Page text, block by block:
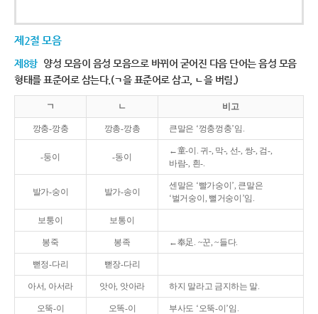
제2절 모음
제8항 양성 모음이 음성 모음으로 바뀌어 굳어진 다음 단어는 음성 모음
형태를 표준어로 삼는다.(ㄱ을 표준어로 삼고, ㄴ을 버림.)
ㄱ ㄴ 비고
깡충-깡충 깡총-깡총 큰말은 ‘껑충껑충’임.
-둥이 -동이
←童-이. 귀-, 막-, 선-, 쌍-, 검-,
바람-, 흰-.
발가-숭이 발가-송이
센말은 ‘빨가숭이’, 큰말은
‘벌거숭이, 뻘거숭이’임.
보퉁이 보통이
봉죽 봉족 ←奉足. ~꾼, ~들다.
뻗정-다리 뻗장-다리
아서, 아서라 앗아, 앗아라 하지 말라고 금지하는 말.
오뚝-이 오똑-이 부사도 ‘오뚝-이’임.